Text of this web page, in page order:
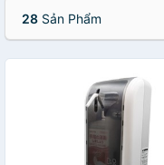
28 Sản Phẩm